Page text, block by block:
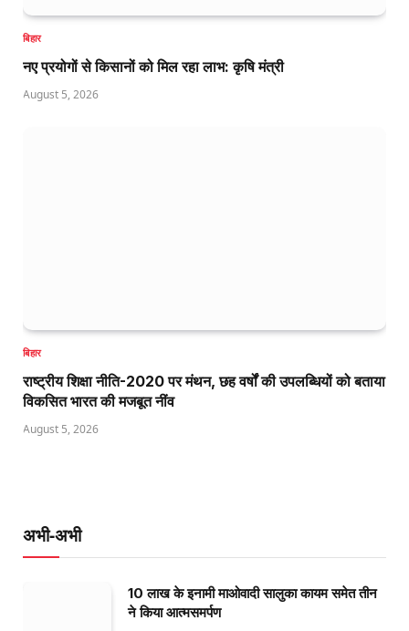
बिहार
नए प्रयोगों से किसानों को मिल रहा लाभ: कृषि मंत्री
August 5, 2026
बिहार
राष्ट्रीय शिक्षा नीति-2020 पर मंथन, छह वर्षों की उपलब्धियों को बताया
विकसित भारत की मजबूत नींव
August 5, 2026
अभी-अभी
10 लाख के इनामी माओवादी सालुका कायम समेत तीन
ने किया आत्मसमर्पण